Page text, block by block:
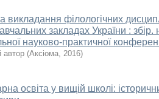
викладання філологічних
закладах України :
науково-практичної
автор (Аксіома, 2016)
освіта у вищій школі: